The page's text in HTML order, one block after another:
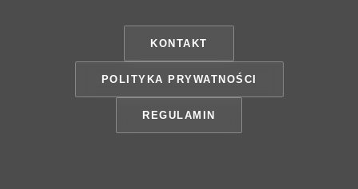
KONTAKT
POLITYKA PRYWATNOŚCI
REGULAMIN